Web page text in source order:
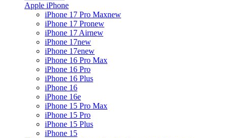
Apple iPhone
iPhone 17 Pro Maxnew
iPhone 17 Pronew
iPhone 17 Airnew
iPhone 17new
iPhone 17enew
iPhone 16 Pro Max
iPhone 16 Pro
iPhone 16 Plus
iPhone 16
iPhone 16e
iPhone 15 Pro Max
iPhone 15 Pro
iPhone 15 Plus
iPhone 15